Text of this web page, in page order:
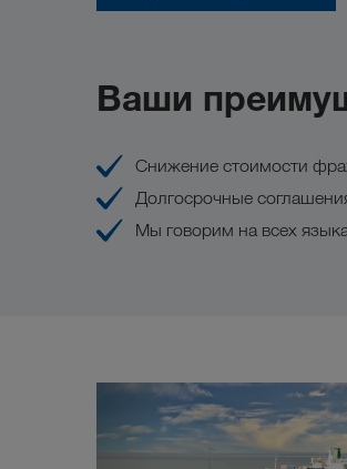
Ваши
Снижение стоимости
Долгосрочные
Мы говорим на всех